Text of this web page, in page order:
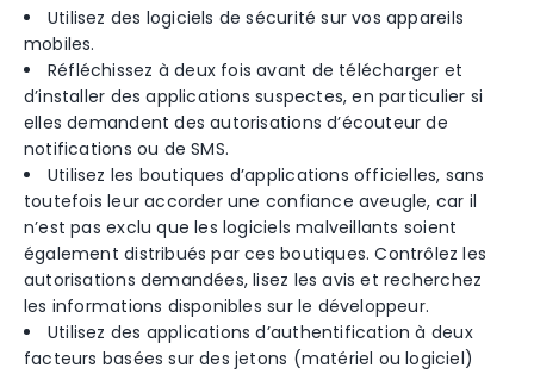
Utilisez des logiciels de sécurité sur vos appareils
mobiles.
Réfléchissez à deux fois avant de télécharger et
d’installer des applications suspectes, en particulier si
elles demandent des autorisations d’écouteur de
notifications ou de SMS.
Utilisez les boutiques d’applications officielles, sans
toutefois leur accorder une confiance aveugle, car il
n’est pas exclu que les logiciels malveillants soient
également distribués par ces boutiques. Contrôlez les
autorisations demandées, lisez les avis et recherchez
les informations disponibles sur le développeur.
Utilisez des applications d’authentification à deux
facteurs basées sur des jetons (matériel ou logiciel)